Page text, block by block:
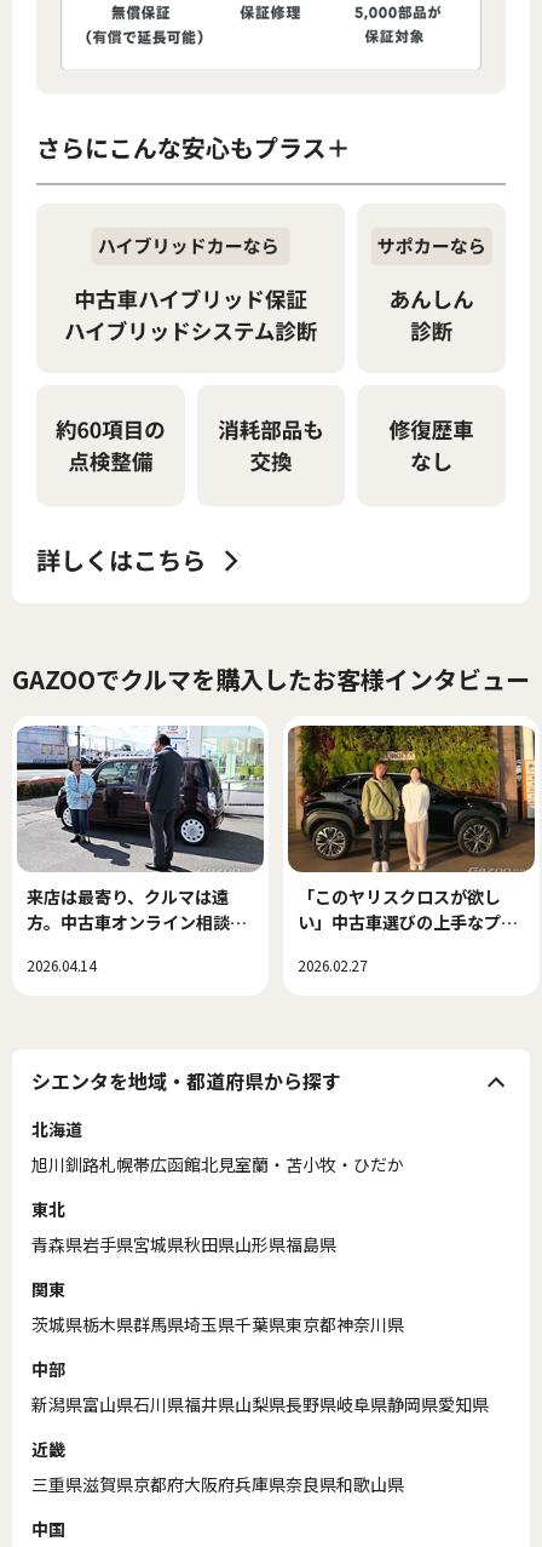
GAZOOでクルマを購入したお客様インタビュー
来店は最寄り、クルマは遠
方。中古車オンライン相談で
2026.04.14
「このヤリスクロスが欲し
い」中古車選びの上手なプロ
2026.02.27
シエンタを地域・都道府県から探す
北海道
旭川釧路札幌帯広函館北見室蘭・苫小牧・ひだか
東北
青森県岩手県宮城県秋田県山形県福島県
関東
茨城県栃木県群馬県埼玉県千葉県東京都神奈川県
中部
新潟県富山県石川県福井県山梨県長野県岐阜県静岡県愛知県
近畿
三重県滋賀県京都府大阪府兵庫県奈良県和歌山県
中国